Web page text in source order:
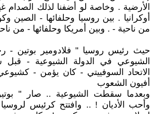
الأرضية . وخاصة لو أضفنا لذلك الصدام
أوكرانيا . بين روسيا وحلفائها - الصين
من ناحية - . وبين أمريكا وحلفائها - من
حيث رئيس روسيا " فلادومير بوتين -
الشيوعي في الدولة الشيوعية -
الاتحاد السوفييتي - كان يؤمن -
أفيون الشعوب
وبعدما سقطت الشيوعية .. صار "
وأحب الأديان ! .. وافتتح كرئيس